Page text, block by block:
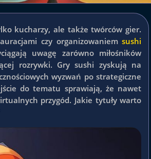
kucharzy, ale także twórców gier.
czy organizowaniemsushi
uwagę zarówno miłośników
rozrywki. Gry sushi zyskują na
wyzwań po strategiczne
do tematu sprawiają, że nawet
przygód. Jakie tytuły warto